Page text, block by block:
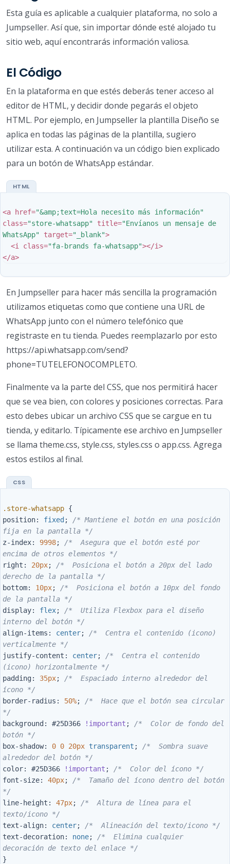
Esta guía es aplicable a cualquier plataforma, no solo a
Jumpseller. Así que, sin importar dónde esté alojado tu
sitio web, aquí encontrarás información valiosa.
El Código
En la plataforma en que estés deberás tener acceso al
editor de HTML, y decidir donde pegarás el objeto
HTML. Por ejemplo, en Jumpseller la plantilla Diseño se
aplica en todas las páginas de la plantilla, sugiero
utilizar esta. A continuación va un código bien explicado
para un botón de WhatsApp estándar.
<a href="&amp;text=Hola necesito más información"
class="store-whatsapp" title="Envíanos un mensaje de
WhatsApp"
target="_blank">
<i
class="fa-brands fa-whatsapp"></i>
</a>
En Jumpseller para hacer más sencilla la programación
utilizamos etiquetas como que contiene una URL de
WhatsApp junto con el número telefónico que
registraste en tu tienda. Puedes reemplazarlo por esto
https://api.whatsapp.com/send?
phone=TUTELEFONOCOMPLETO.
Finalmente va la parte del CSS, que nos permitirá hacer
que se vea bien, con colores y posiciones correctas. Para
esto debes ubicar un archivo CSS que se cargue en tu
tienda, y editarlo. Típicamente ese archivo en Jumpseller
se llama theme.css, style.css, styles.css o app.css. Agrega
estos estilos al final.
.store-whatsapp {
position: fixed ;
/* Mantiene el botón en una posición
fija en la pantalla */
z-index: 9998;
/*  Asegura que el botón esté por
encima de otros elementos */
right : 20px;
/*  Posiciona el botón a 20px del lado
derecho de la pantalla */
bottom: 10px;
/*  Posiciona el botón a 10px del fondo
de la pantalla */
display: flex;
/*  Utiliza Flexbox para el diseño
interno del botón */
align-items : center;
/*  Centra el contenido (icono)
verticalmente */
justify-content : center;
/*  Centra el contenido
(icono) horizontalmente */
padding: 35px;
/*  Espaciado interno alrededor del
ícono */
border-radius : 50%;
/*  Hace que el botón sea circular
*/
background : #25D366 !important ;
/*  Color de fondo del
botón */
box-shadow: 0 0 20px transparent ;
/*  Sombra suave
alrededor del botón */
color: #25D366 !important ;
/*  Color del ícono */
font-size: 40px;
/*  Tamaño del ícono dentro del botón
*/
line-height : 47px;
/*  Altura de línea para el
texto/icono */
text-align: center;
/*  Alineación del texto/icono */
text-decoration: none;
/*  Elimina cualquier
decoración de texto del enlace */
}